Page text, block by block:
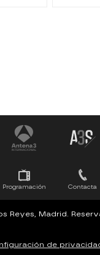
Programación Contacta
Reyes, Madrid.
de